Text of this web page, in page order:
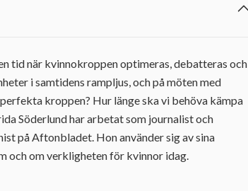
tid när kvinnokroppen optimeras, debatteras och
i samtidens rampljus, och på möten med
kroppen? Hur länge ska vi behöva kämpa
Söderlund har arbetat som journalist och
på Aftonbladet. Hon använder sig av sina
och om verkligheten för kvinnor idag.